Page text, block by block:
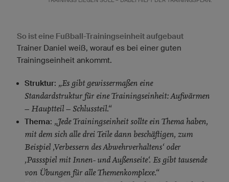
So ist eine Fußball-Trainingseinheit aufgebaut
Trainer Daniel weiß, worauf es bei einer guten
Trainingseinheit ankommt.
Struktur: „Es gibt gewissermaßen eine
Standardstruktur für eine Trainingseinheit: Aufwärmen
– Hauptteil – Schlussteil.“
Thema: „Jede Trainingseinheit sollte ein Thema haben,
mit dem sich alle drei Teile dann beschäftigen, zum
Beispiel ‚Verbessern des Abwehrverhaltens‘ oder
‚Passspiel mit Innen- und Außenseite‘. Es gibt tausende
von Übungen für alle Themenkomplexe.“